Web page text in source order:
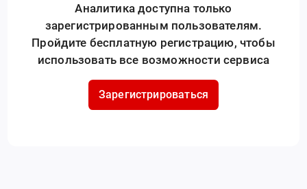
Аналитика доступна только
зарегистрированным пользователям.
Пройдите бесплатную регистрацию, чтобы
использовать все возможности сервиса
Зарегистрироваться